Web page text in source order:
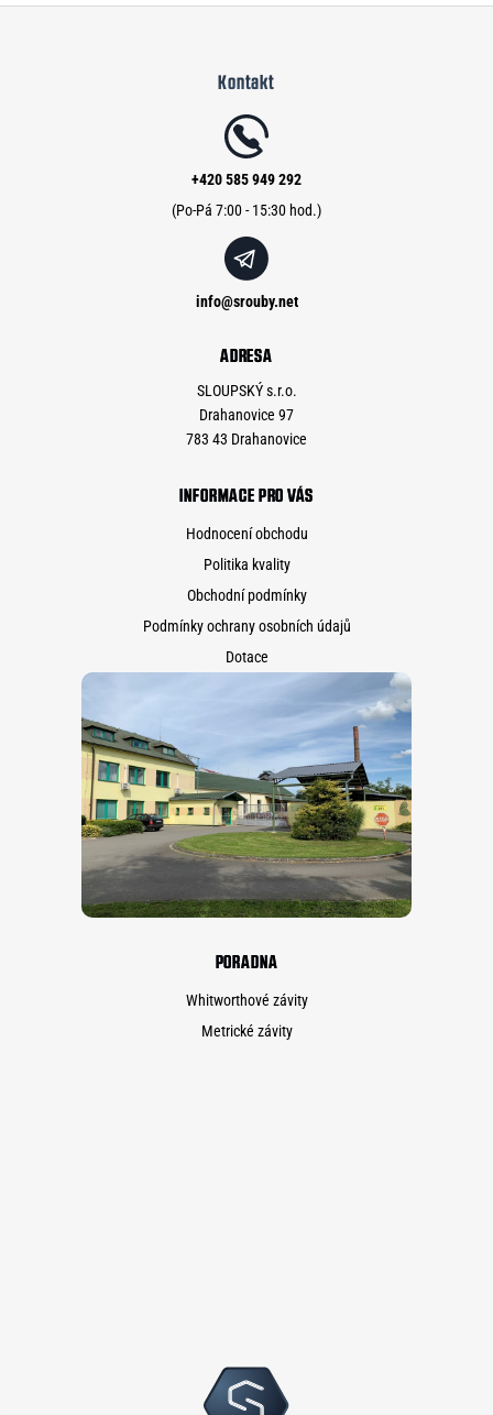
Kontakt
info@srouby.net
+420 585 949 292
ADRESA
SLOUPSKÝ s.r.o.
Drahanovice 97
783 43 Drahanovice
INFORMACE PRO VÁS
Hodnocení obchodu
Politika kvality
Obchodní podmínky
Podmínky ochrany osobních údajů
Dotace
PORADNA
Whitworthové závity
Metrické závity